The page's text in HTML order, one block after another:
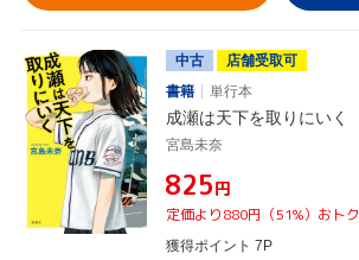
中古
店舗受取可
書籍
単行本
成瀬は天下を取りにいく
宮島未奈
¥825円
定価より880円（51%）おトク
獲得ポイント 7P